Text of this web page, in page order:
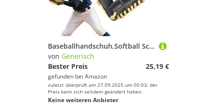
Baseballhandschuh,Softball Schutzhandschuh | Leder Außenfeld Softball Handschuhe Für Jugendliche Erwachsene Ballsporthandschuhe
von Generisch
Bester Preis
25,19 €
gefunden bei Amazon
zuletzt überprüft am 27.09.2025 um 00:03; der
Preis kann sich seitdem geändert haben.
Keine weiteren Anbieter